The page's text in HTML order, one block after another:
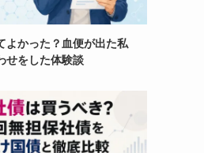
よかった？血便が出た私
せをした体験談